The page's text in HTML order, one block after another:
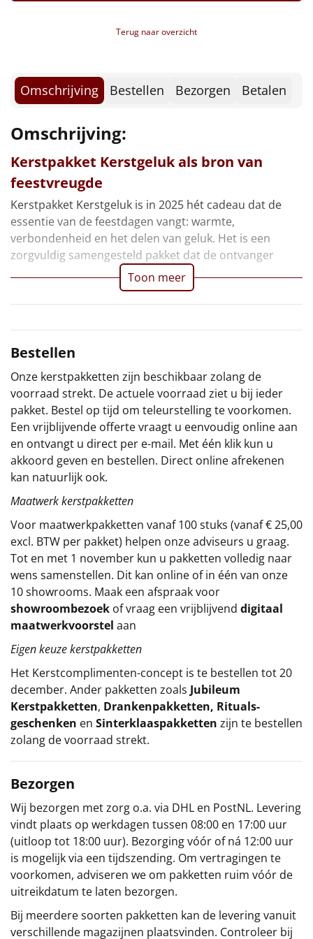
Borrelplank
NIEUW
Slowcooker POPULAIR
Noodradio NIEUW
Deken (fleece plaid)
Alle artikelen
Overige
Ideeën
Doe het zelf
Particulier
Kerstgeschenken 2026
Relatiegeschenken
Cadeaubon
Per stuk
Alle overige
Appeltaartmix in bakvorm, 300 gr
Ragout kip, 290 gr
Kerstkoekjes, 80 gr
Sweet box inhoud:
Boterwafels, 10 gr, 3 st
Kanjers mini
Speculoos koekjes, 25 gr
Haribo goudbeertjes, 10 gr
Nougat, 12 gr
Tiny tony chocolonely, mini
Toblerone, mini
Verpakt in een feestelijke kerstdoos, 39 x 29 x 23,2
Terug naar overzicht
Omschrijving Bestellen Bezorgen Betalen
Omschrijving:
Kerstpakket Kerstgeluk als bron van
feestvreugde
Kerstpakket Kerstgeluk is in 2025 hét cadeau dat de
essentie van de feestdagen vangt: warmte,
verbondenheid en het delen van geluk. Het is een
zorgvuldig samengesteld pakket dat de ontvanger
Toon meer
Bestellen
Onze kerstpakketten zijn beschikbaar zolang de
voorraad strekt. De actuele voorraad ziet u bij ieder
pakket. Bestel op tijd om teleurstelling te voorkomen.
Een vrijblijvende offerte vraagt u eenvoudig online aan
en ontvangt u direct per e-mail. Met één klik kun u
akkoord geven en bestellen. Direct online afrekenen
kan natuurlijk ook.
Maatwerk kerstpakketten
Voor maatwerkpakketten vanaf 100 stuks (vanaf € 25,00
excl. BTW per pakket) helpen onze adviseurs u graag.
Tot en met 1 november kun u pakketten volledig naar
wens samenstellen. Dit kan online of in één van onze
10 showrooms. Maak een afspraak voor
showroombezoek of vraag een vrijblijvend digitaal
maatwerkvoorstel aan
Eigen keuze kerstpakketten
Het Kerstcomplimenten-concept is te bestellen tot 20
december. Ander pakketten zoals Jubileum
Kerstpakketten, Drankenpakketten, Rituals-
geschenken en Sinterklaaspakketten zijn te bestellen
zolang de voorraad strekt.
Bezorgen
Wij bezorgen met zorg o.a. via DHL en PostNL. Levering
vindt plaats op werkdagen tussen 08:00 en 17:00 uur
(uitloop tot 18:00 uur). Bezorging vóór of ná 12:00 uur
is mogelijk via een tijdszending. Om vertragingen te
voorkomen, adviseren we om pakketten ruim vóór de
uitreikdatum te laten bezorgen.
Bij meerdere soorten pakketten kan de levering vanuit
verschillende magazijnen plaatsvinden. Controleer bij